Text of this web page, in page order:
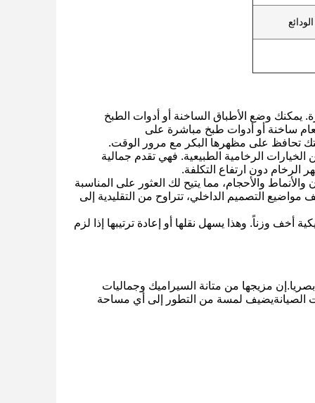
يمكنك وضع الأطباق الساخنة أو أدوات الطبخ
ساخنة أو أدوات طبخ مباشرة على
تحافظ على مظهرها البكر مع مرور الوقت.
الرخامية الطبيعية. فهي تقدم جمالية
دون ارتفاع التكلفة.
والأحجام، مما يتيح لك العثور على المناسبة
التصميم الداخلي، تتراوح من التقليدية إلى
أخف وزناً. وهذا يسهل نقلها أو إعادة ترتيبها إذا لزم
مزيجها من متانة السيراميك وجماليات
الصيانةيضيف لمسة من التطور إلى أي مساحة